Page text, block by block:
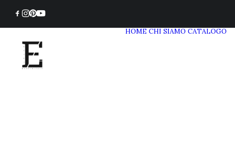
HOME CHI SIAMO CATALOGO